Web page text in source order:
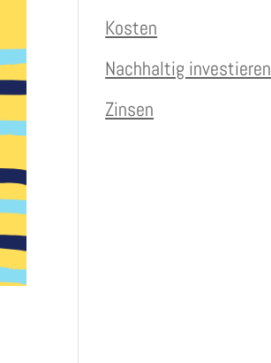
Kosten
Nachhaltig investieren
Zinsen